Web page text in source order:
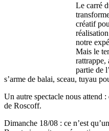
Le carré
créatif
notre
Mais le
rattrappe,
partie de
s’arme de balai, sceau, tuyau
Un autre spectacle nous attend
de Roscoff.
Dimanche 18/08 : ce n’est